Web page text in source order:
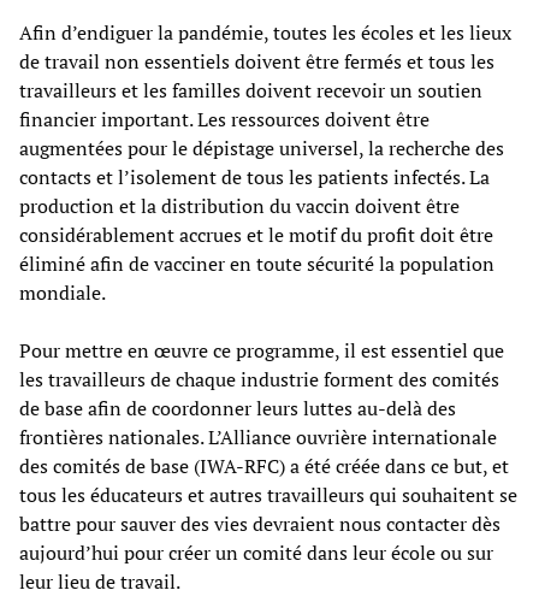
Afin d’endiguer la pandémie, toutes les écoles et les lieux
de travail non essentiels doivent être fermés et tous les
travailleurs et les familles doivent recevoir un soutien
financier important. Les ressources doivent être
augmentées pour le dépistage universel, la recherche des
contacts et l’isolement de tous les patients infectés. La
production et la distribution du vaccin doivent être
considérablement accrues et le motif du profit doit être
éliminé afin de vacciner en toute sécurité la population
mondiale.
Pour mettre en œuvre ce programme, il est essentiel que
les travailleurs de chaque industrie forment des comités
de base afin de coordonner leurs luttes au-delà des
frontières nationales. L’Alliance ouvrière internationale
des comités de base (IWA-RFC) a été créée dans ce but, et
tous les éducateurs et autres travailleurs qui souhaitent se
battre pour sauver des vies devraient nous contacter dès
aujourd’hui pour créer un comité dans leur école ou sur
leur lieu de travail.